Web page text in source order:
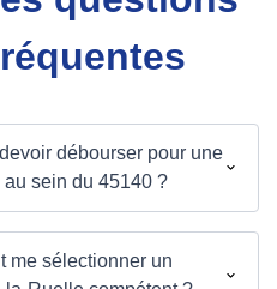
débourser pour une
sein du 45140 ?
me sélectionner un